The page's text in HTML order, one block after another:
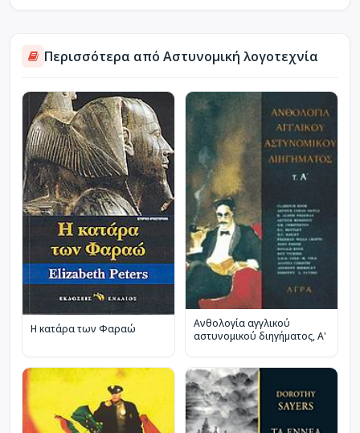
Περισσότερα από Αστυνομική λογοτεχνία
Η κατάρα των Φαραώ
Ανθολογία αγγλικού
αστυνομικού διηγήματος, Α'